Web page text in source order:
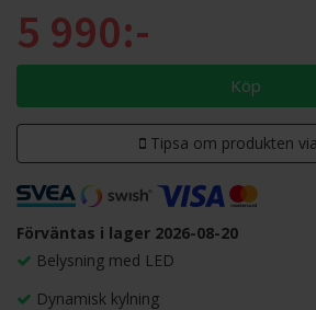
5 990:-
Köp
Tipsa om produkten
Förväntas i lager 2026-08-20
Belysning med LED
Dynamisk kylning